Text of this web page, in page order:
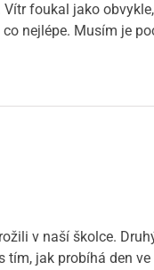
foukal jako
nejlépe. Musím je
v naší školce.
jak probíhá den